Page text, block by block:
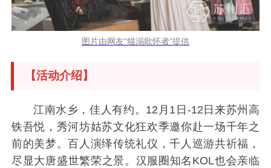
图片由网友“猫溺歌怀者”提供
【活动介绍】
江南水乡，佳人有约。12月1日-12日来苏州高
铁吾悦，秀河坊姑苏文化狂欢季邀你赴一场千年之
前的美梦。百人演绎传统礼仪，千人巡游共祈福，
尽显大唐盛世繁荣之景。汉服圈知名KOL也会亲临